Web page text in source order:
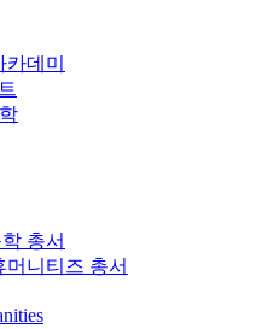
데미
총서
머니티즈 총서